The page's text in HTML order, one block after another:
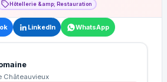
Hôtellerie &amp; Restauration
LinkedIn WhatsApp
Châteauvieux